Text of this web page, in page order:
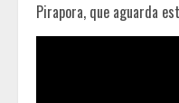
Pirapora, que aguarda